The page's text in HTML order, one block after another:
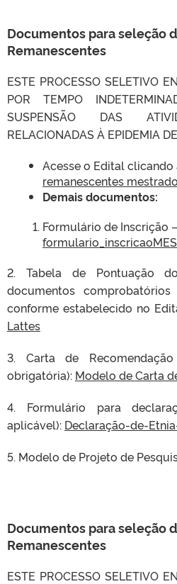
Documentos para seleção
Remanescentes
ESTE PROCESSO SELETIVO
POR TEMPO
SUSPENSÃO DAS
RELACIONADAS À EPIDEMIA
Acesse o Edital clicando
remanescentes
Demais documentos:
Formulário de Inscrição –
2. Tabela de Pontuação
documentos
conforme estabelecido no
Lattes
3. Carta de
obrigatória): Modelo de Carta
4. Formulário para
aplicável): Declaração-de-
5. Modelo de Projeto de
Documentos para seleção
Remanescentes
ESTE PROCESSO SELETIVO